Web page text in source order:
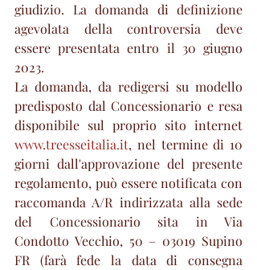
giudizio. La domanda di definizione
agevolata della controversia deve
essere presentata entro il 30 giugno
2023.
La domanda, da redigersi su modello
predisposto dal Concessionario e resa
www.treesseitalia.it, nel termine di 10
giorni dall'approvazione del presente
regolamento, può essere notificata con
raccomanda A/R indirizzata alla sede
del Concessionario sita in Via
Condotto Vecchio, 50 – 03019 Supino
FR (farà fede la data di consegna